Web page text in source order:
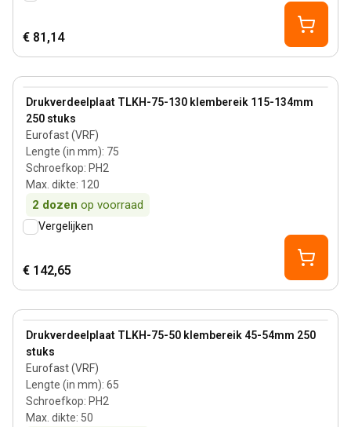
€ 81,14
Drukverdeelplaat TLKH-75-130 klembereik 115-134mm
250 stuks
Eurofast (VRF)
Lengte (in mm): 75
Schroefkop: PH2
Max. dikte: 120
2 dozen op voorraad
View product
Vergelijken
€ 142,65
Drukverdeelplaat TLKH-75-50 klembereik 45-54mm 250
stuks
Eurofast (VRF)
Lengte (in mm): 65
Schroefkop: PH2
Max. dikte: 50
View product